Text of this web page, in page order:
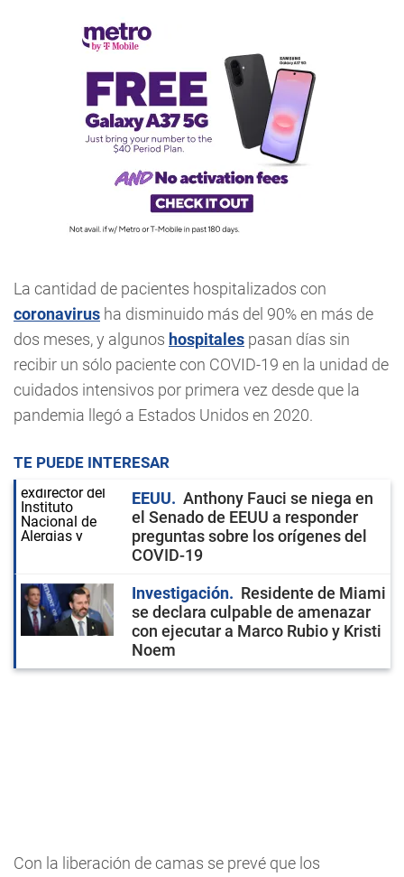
La cantidad de pacientes hospitalizados con
coronavirus ha disminuido más del 90% en más de
dos meses, y algunos hospitales pasan días sin
recibir un sólo paciente con COVID-19 en la unidad de
cuidados intensivos por primera vez desde que la
pandemia llegó a Estados Unidos en 2020.
TE PUEDE INTERESAR
EEUU
Anthony Fauci se niega en
el Senado de EEUU a responder
preguntas sobre los orígenes del
COVID-19
Investigación
Residente de Miami
se declara culpable de amenazar
con ejecutar a Marco Rubio y Kristi
Noem
Con la liberación de camas se prevé que los